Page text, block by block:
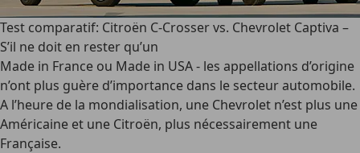
Test comparatif: Citroën C-Crosser vs. Chevrolet Captiva –
S’il ne doit en rester qu’un
Made in France ou Made in USA - les appellations d’origine
n’ont plus guère d’importance dans le secteur automobile.
A l’heure de la mondialisation, une Chevrolet n’est plus une
Américaine et une Citroën, plus nécessairement une
Française.